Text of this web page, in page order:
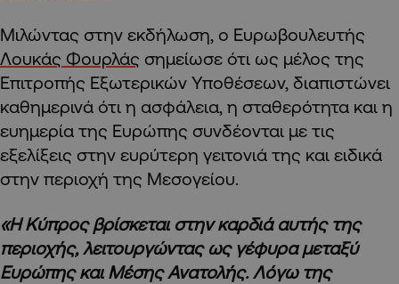
Μιλώντας στην εκδήλωση, ο Ευρωβουλευτής
Λουκάς Φουρλάς σημείωσε ότι ως μέλος της
Επιτροπής Εξωτερικών Υποθέσεων, διαπιστώνει
καθημερινά ότι η ασφάλεια, η σταθερότητα και η
ευημερία της Ευρώπης συνδέονται με τις
εξελίξεις στην ευρύτερη γειτονιά της και ειδικά
στην περιοχή της Μεσογείου.
«Η Κύπρος βρίσκεται στην καρδιά αυτής της
περιοχής, λειτουργώντας ως γέφυρα μεταξύ
Ευρώπης και Μέσης Ανατολής. Λόγω της